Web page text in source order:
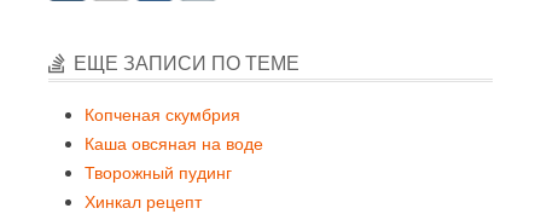
ЕЩЕ ЗАПИСИ ПО ТЕМЕ
Копченая скумбрия
Каша овсяная на воде
Творожный пудинг
Хинкал рецепт